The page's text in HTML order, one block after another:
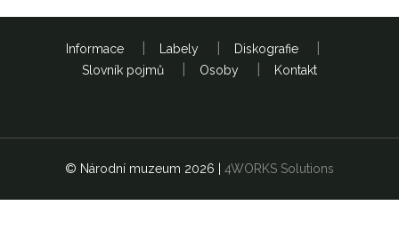
Informace Labely
Diskografie
Slovník pojmů
Osoby Kontakt
© Národní muzeum 2026 4WORKS Solutions